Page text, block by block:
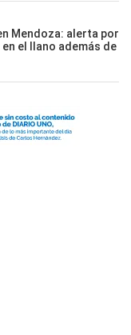
Mendoza: alerta por
el llano además de